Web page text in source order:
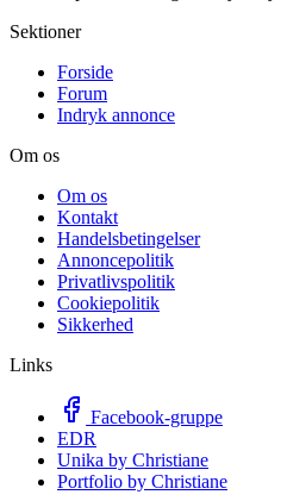
Sektioner
Forside
Forum
Indryk annonce
Om os
Om os
Kontakt
Handelsbetingelser
Annoncepolitik
Privatlivspolitik
Cookiepolitik
Sikkerhed
Links
Facebook-gruppe
EDR
Unika by Christiane
Portfolio by Christiane